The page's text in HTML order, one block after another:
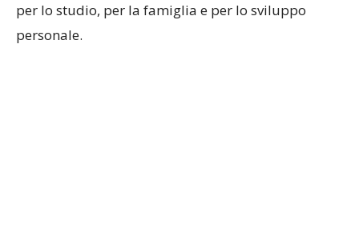
per lo studio, per la famiglia e per lo sviluppo
personale.